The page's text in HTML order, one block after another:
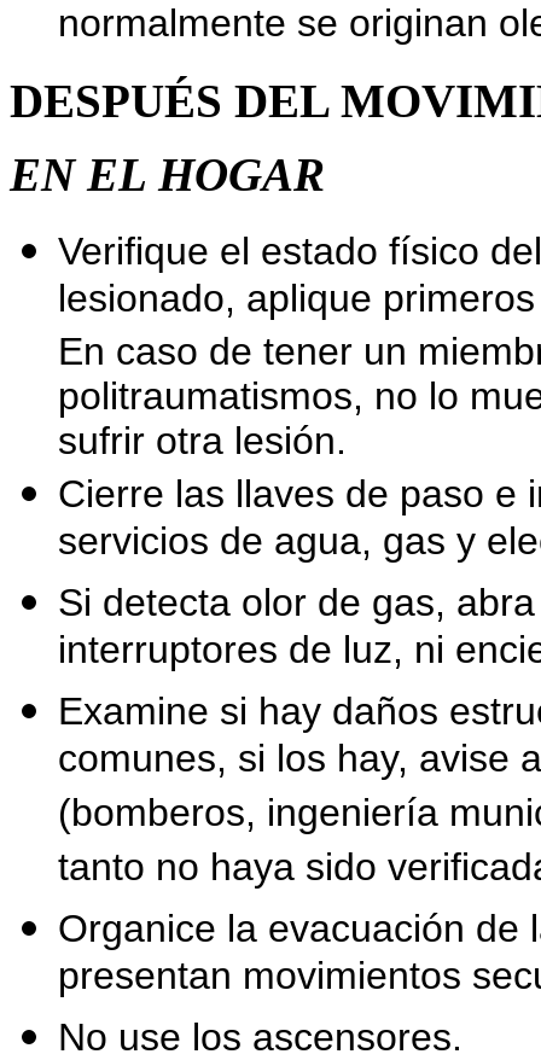
normalmente se originan
DESPUÉS DEL
EN EL HOGAR
Verifique el estado físico
lesionado, aplique
En caso de tener un
politraumatismos, no lo
sufrir otra lesión.
Cierre las llaves de paso e
servicios de agua, gas y
Si detecta olor de gas,
interruptores de luz, ni
Examine si hay daños
comunes, si los hay, avise
(bomberos, ingeniería
tanto no haya sido
Organice la evacuación de
presentan movimientos
No use los ascensores.